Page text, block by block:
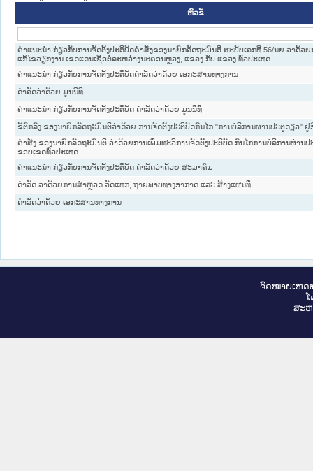
ຫົວຂໍ້
ຄຳແນະນຳ ກ່ຽວກັບການຈັດຕັ້ງປະຕິບັດຄຳສັ່ງຂອງນາຍົກລັດຖະມົນຕີ ສະບັບເລກທີ 56/ນຍ ວ່າດ້ວ
ແກ້ໄຂວຽກງານ ເຂດແດນເຊື່ອຕໍ່ລະຫວ່າງນະຄອນຫຼວງ, ແຂວງ ກັບ ແຂວງ ທົ່ວປະເທດ
ຄຳແນະນຳ ກ່ຽວກັບການຈັດຕັ້ງປະຕິບັດດຳລັດວ່າດ້ວຍ ເອກະສານທາງການ
ດຳລັດວ່າດ້ວຍ ມູນນິທິ
ຄຳແນະນຳ ກ່ຽວກັບການຈັດຕັ້ງປະຕິບັດ ດຳລັດວ່າດ້ວຍ ມູນນິທິ
ຂໍ້ຕົກລົງ ຂອງນາຍົກລັດຖະມົນຕີວ່າດ້ວຍ ການຈັດຕັ້ງປະຕິບັດກົນໄກ "ການບໍລິການຜ່ານປະຕູດຽວ" ຢູ່
ຄຳສັ່ງ ຂອງນາຍົກລັດຖະມົນຕີ ວ່າດ້ວຍການເພີ່ມທະວີການຈັດຕັ້ງປະຕິບັດ ກົນໄກການບໍລິການຜ່ານປ
ຂອບເຂດທົ່ວປະເທດ
ຄຳແນະນຳ ກ່ຽວກັບການຈັດຕັ້ງປະຕິບັດ ດຳລັດວ່າດ້ວຍ ສະມາຄົມ
ດຳລັດ ວ່າດ້ວຍການສຳຫຼວດ ວັດແທກ, ຖ່າຍພາບທາງອາກາດ ແລະ ສ້າງແຜນທີ່
ດຳລັດວ່າດ້ວຍ ເອກະສານທາງການ
ຈົດ​ໝາຍ​ເຫດ​
ສະ​ຫ